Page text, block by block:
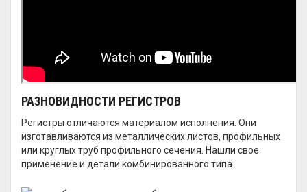
РАЗНОВИДНОСТИ РЕГИСТРОВ
Регистры отличаются материалом исполнения. Они
изготавливаются из металлических листов, профильных
или круглых труб профильного сечения. Нашли свое
применение и детали комбинированного типа.